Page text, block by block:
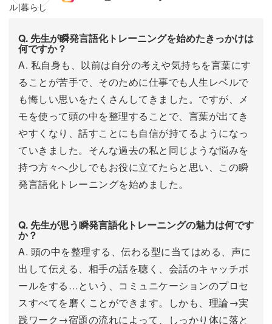
Q. 先生が瞬発言語化トレーニングを始めたきっかけは
何ですか？
A. 私自身も、以前は自分の考えや気持ちを言葉にす
ることが苦手で、そのために仕事でも人生レベルで
も悔しい思いをたくさんしてきました。ですが、メ
モを使って頭の中を整理することで、言葉が出てき
やすくなり、話すことにも自信が持てるようになっ
ていきました。そんな過去の私と同じような悩みを
持つ方々へ少しでもお役に立てたらと思い、この瞬
発言語化トレーニングを始めました。
Q. 先生が思う瞬発言語化トレーニングの魅力は何です
か？
A. 頭の中を整理する、伝わる型に当てはめる、声に
出して伝える、相手の話を聴く、会話のキャッチボ
ールをする…という、コミュニケーションのプロセ
スすべてを磨くことができます。しかも、理論→実
践ワーク→宿題の流れによって、しっかり体に落と